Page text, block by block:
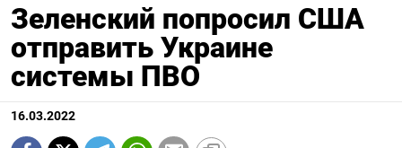
Зеленский попросил США
отправить Украине
системы ПВО
16.03.2022